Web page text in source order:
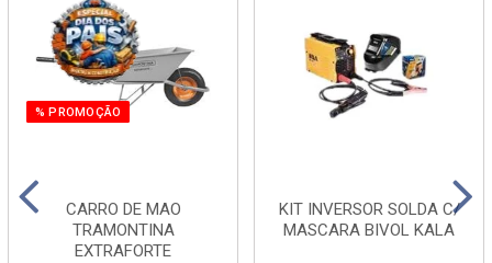
% PROMOÇÃO
CARRO DE MAO
TRAMONTINA
EXTRAFORTE
KIT INVERSOR SOLDA C/
MASCARA BIVOL KALA